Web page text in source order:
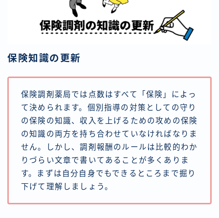
保険知識の更新
保険調剤薬局では点数はすべて「保険」によっ
て決められます。個別指導の対策としての守り
の保険の知識、収入を上げるための攻めの保険
の知識の両方を持ち合わせていなければなりま
せん。しかし、調剤報酬のルールは比較的わか
りづらい文章で書いてあることが多くありま
す。まずは自分自身でもできるところまで掘り
下げて理解しましょう。